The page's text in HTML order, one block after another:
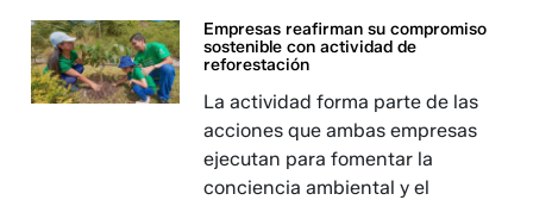
Empresas reafirman su compromiso
sostenible con actividad de
reforestación
La actividad forma parte de las
acciones que ambas empresas
ejecutan para fomentar la
conciencia ambiental y el